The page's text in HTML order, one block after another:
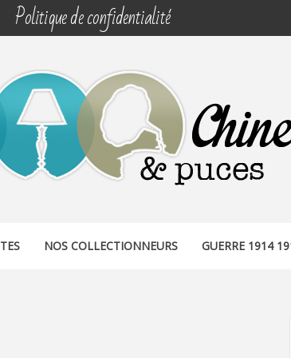
Politique de confidentialité
NOS COLLECTIONNEURS GUERRE 1914